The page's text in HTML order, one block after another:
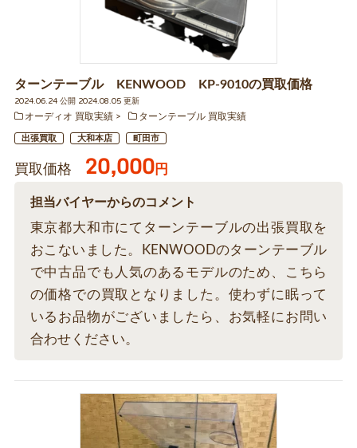
ターンテーブル KENWOOD KP-9010の買取価格
2024.06.24 公開 2024.08.05 更新
オーディオ 買取実績
ターンテーブル 買取実績
出張買取 大和本店 町田市
買取価格 20,000円
担当バイヤーからのコメント
東京都大和市にてターンテーブルの出張買取を
おこないました。KENWOODのターンテーブル
で中古品でも人気のあるモデルのため、こちら
の価格での買取となりました。使わずに眠って
いるお品物がございましたら、お気軽にお問い
合わせください。